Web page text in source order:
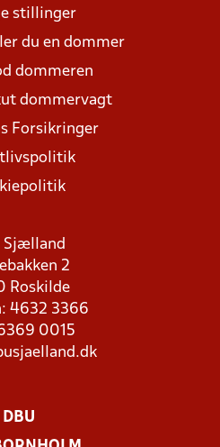
stillinger
du en dommer
dommeren
dommervagt
Forsikringer
Sjælland
2
Roskilde
4632 3366
0015
DBU